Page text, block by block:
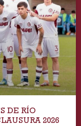
DE RÍO
2026